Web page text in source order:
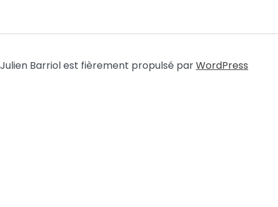
Julien Barriol est fièrement propulsé parWordPress